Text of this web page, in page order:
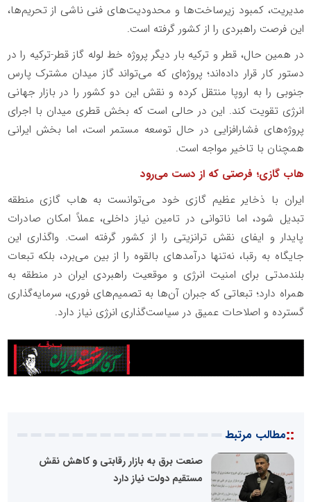
مدیریت، کمبود زیرساخت‌ها و محدودیت‌های فنی ناشی از تحریم‌ها،
این فرصت راهبردی را از کشور گرفته است.
در همین حال، قطر و ترکیه بار دیگر پروژه خط لوله گاز قطر-ترکیه را در
دستور کار قرار داده‌اند؛ پروژه‌ای که می‌تواند گاز میدان مشترک پارس
جنوبی را به اروپا منتقل کرده و نقش این دو کشور را در بازار جهانی
انرژی تقویت کند. این در حالی است که بخش قطری میدان با اجرای
پروژه‌های فشارافزایی در حال توسعه مستمر است، اما بخش ایرانی
همچنان با تاخیر مواجه است.
هاب گازی؛ فرصتی که از دست می‌رود
ایران با ذخایر عظیم گازی خود می‌توانست به هاب گازی منطقه
تبدیل شود، اما ناتوانی در تامین نیاز داخلی، عملاً امکان صادرات
پایدار و ایفای نقش ترانزیتی را از کشور گرفته است. واگذاری این
جایگاه به رقبا، نه‌تنها درآمدهای بالقوه را از بین می‌برد، بلکه تبعات
بلندمدتی برای امنیت انرژی و موقعیت راهبردی ایران در منطقه به
همراه دارد؛ تبعاتی که جبران آن‌ها به تصمیم‌های فوری، سرمایه‌گذاری
گسترده و اصلاحات عمیق در سیاست‌گذاری انرژی نیاز دارد.
::مطالب مرتبط
صنعت برق به بازار رقابتی و کاهش نقش
مستقیم دولت نیاز دارد